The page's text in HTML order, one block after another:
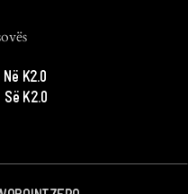
K2.0
K2.0